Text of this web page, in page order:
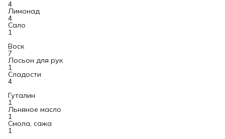
4
Лимонад
4
Сало
1
Воск
7
Лосьон для рук
1
Сладости
4
Гуталин
1
Льняное масло
1
Смола, сажа
1